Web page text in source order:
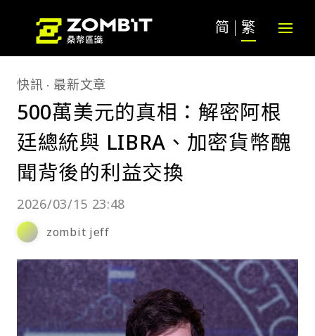
简 繁
快訊 最新文章
500萬美元的真相：解密阿根
廷總統與 LIBRA、加密貨幣醜
聞背後的利益交換
2026/03/15 23:48
zombit jeff